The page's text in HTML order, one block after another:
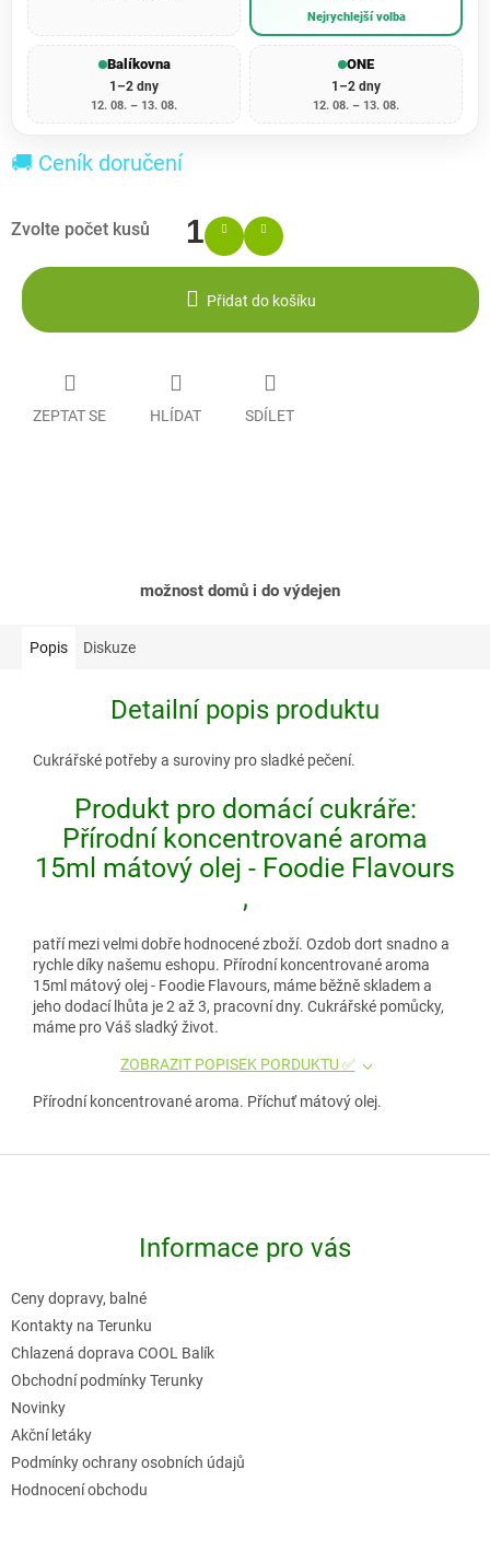
Nejrychlejší volba
Balíkovna
1–2 dny
12. 08. – 13. 08.
ONE
1–2 dny
12. 08. – 13. 08.
🚚 Ceník doručení
Přidat do košíku
ZEPTAT SE HLÍDAT SDÍLET
možnost domů i do výdejen
Popis Diskuze
Detailní popis produktu
Cukrářské potřeby a suroviny pro sladké pečení.
Produkt pro domácí cukráře:
Přírodní koncentrované aroma
15ml mátový olej - Foodie Flavours
,
patří mezi velmi dobře hodnocené zboží. Ozdob dort snadno a
rychle díky našemu eshopu. Přírodní koncentrované aroma
15ml mátový olej - Foodie Flavours, máme běžně skladem a
jeho dodací lhůta je 2 až 3, pracovní dny. Cukrářské pomůcky,
máme pro Váš sladký život.
ZOBRAZIT POPISEK PORDUKTU ✅
Přírodní koncentrované aroma. Příchuť mátový olej.
Informace pro vás
Ceny dopravy, balné
Kontakty na Terunku
Chlazená doprava COOL Balík
Obchodní podmínky Terunky
Novinky
Akční letáky
Podmínky ochrany osobních údajů
Hodnocení obchodu